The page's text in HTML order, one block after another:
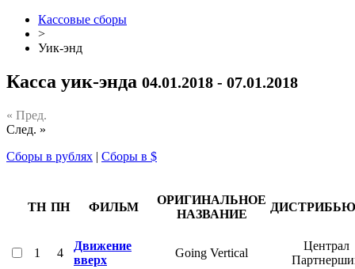
Кассовые сборы
>
Уик-энд
Касса уик-энда 04.01.2018 - 07.01.2018
« Пред.
След. »
Сборы в рублях | Сборы в $
ТН ПН ФИЛЬМ
ОРИГИНАЛЬНОЕ
НАЗВАНИЕ
1 4
Движение
вверх
Going Vertical
Централ